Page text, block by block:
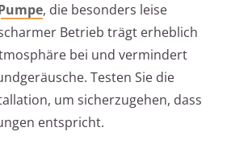
, die besonders leise
Betrieb trägt erheblich
bei und vermindert
Testen Sie die
um sicherzugehen, dass
entspricht.